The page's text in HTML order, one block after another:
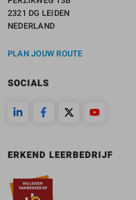
2321 DG LEIDEN
NEDERLAND
PLAN JOUW ROUTE
SOCIALS
ERKEND LEERBEDRIJF